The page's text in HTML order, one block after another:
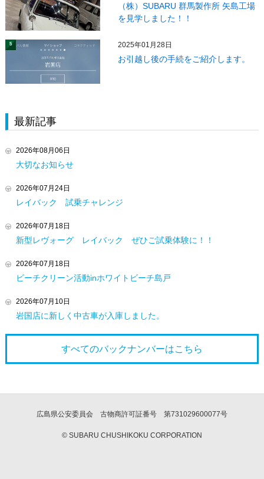
（株）SUBARU 群馬製作所 矢島工場
を見学しました！！
5 2025年01月28日
お引越し後の手続をご紹介します。
最新記事
2026年08月06日
大切なお知らせ
2026年07月24日
レイバック 試乗チャレンジ
2026年07月18日
新型レヴォーグ レイバック ぜひご試乗体験に！！
2026年07月18日
ビーチクリーン活動inホワイトビーチ島戸
2026年07月10日
岩国店に新しく中古車が入庫しました。
すべてのバックナンバーはこちら
広島県公安委員会 古物商許可証番号 第731029600077号
© SUBARU CHUSHIKOKU CORPORATION